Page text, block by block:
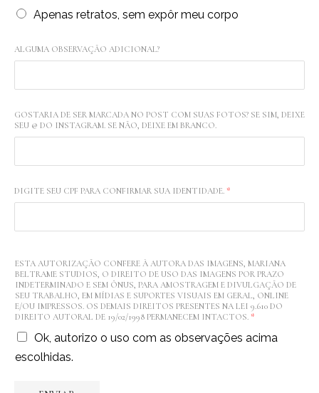
Apenas retratos, sem expôr meu corpo
ALGUMA OBSERVAÇÃO ADICIONAL?
GOSTARIA DE SER MARCADA NO POST COM SUAS FOTOS? SE SIM, DEIXE
SEU @ DO INSTAGRAM. SE NÃO, DEIXE EM BRANCO.
DIGITE SEU CPF PARA CONFIRMAR SUA IDENTIDADE. *
ESTA AUTORIZAÇÃO CONFERE À AUTORA DAS IMAGENS, MARIANA
BELTRAME STUDIOS, O DIREITO DE USO DAS IMAGENS POR PRAZO
INDETERMINADO E SEM ÔNUS, PARA AMOSTRAGEM E DIVULGAÇÃO DE
SEU TRABALHO, EM MÍDIAS E SUPORTES VISUAIS EM GERAL, ONLINE
E/OU IMPRESSOS. OS DEMAIS DIREITOS PRESENTES NA LEI 9.610 DO
DIREITO AUTORAL DE 19/02/1998 PERMANECEM INTACTOS. *
Ok, autorizo o uso com as observações acima
escolhidas.